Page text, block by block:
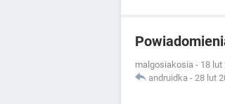
malgosiakosia - 18 lut
andruidka - 28 lut